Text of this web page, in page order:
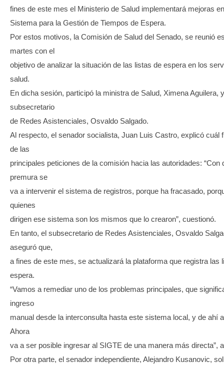
fines de este mes el Ministerio de Salud implementará mejoras
Sistema para la Gestión de Tiempos de Espera.
Por estos motivos, la Comisión de Salud del Senado, se reunió
martes con el
objetivo de analizar la situación de las listas de espera en los
salud.
En dicha sesión, participó la ministra de Salud, Ximena Aguilera,
subsecretario
de Redes Asistenciales, Osvaldo Salgado.
Al respecto, el senador socialista, Juan Luis Castro, explicó cuál
de las
principales peticiones de la comisión hacia las autoridades: “Con
premura se
va a intervenir el sistema de registros, porque ha fracasado,
quienes
dirigen ese sistema son los mismos que lo crearon”, cuestionó.
En tanto, el subsecretario de Redes Asistenciales, Osvaldo
aseguró que,
a fines de este mes, se actualizará la plataforma que registra las
espera.
“Vamos a remediar uno de los problemas principales, que
ingreso
manual desde la interconsulta hasta este sistema local, y de ahí
Ahora
va a ser posible ingresar al SIGTE de una manera más directa”,
Por otra parte, el senador independiente, Alejandro Kusanovic,